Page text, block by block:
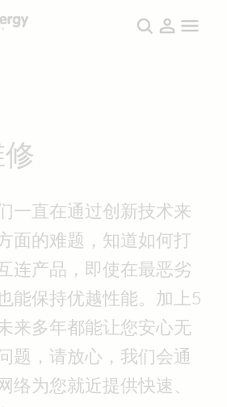
一直在通过创新技术来
面的难题，知道如何打
连产品，即使在最恶劣
能保持优越性能。加上5
来多年都能让您安心无
题，请放心，我们会通
络为您就近提供快速、